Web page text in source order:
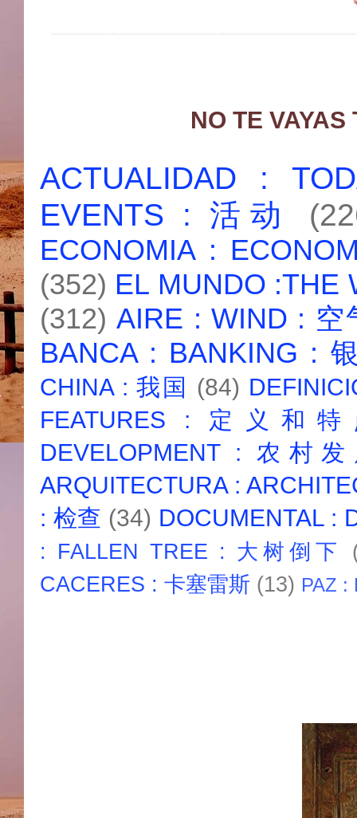
NO TE
ACTUALIDAD :
EVENTS : 活动
ECONOMIA :
(352) EL MUNDO :THE
(312) AIRE : WIND : 空
BANCA : BANKING :
CHINA : 我国 (84)
FEATURES : 定义和
DEVELOPMENT : 农村
ARQUITECTURA :
: 检查 (34) DOCUMENTAL :
: FALLEN TREE : 大树倒下
CACERES : 卡塞雷斯 (13) PAZ :